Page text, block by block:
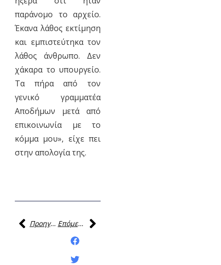
παράνομο το αρχείο.
Έκανα λάθος εκτίμηση
και εμπιστεύτηκα τον
λάθος άνθρωπο. Δεν
χάκαρα το υπουργείο.
Τα πήρα από τον
γενικό γραμματέα
Αποδήμων μετά από
επικοινωνία με το
κόμμα μου», είχε πει
στην απολογία της.
Προηγούμενη
Επόμενη